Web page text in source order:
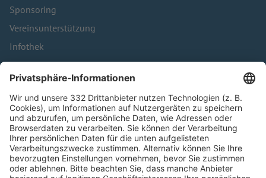
Sponsoring
Vereinsunterstützung
Infothek
Kontakt
HÄUFIG BESUCHTE SEITEN
Pässe und Vereinswechsel
Trainerausbildung
Schulungsangebot Vereinsmitarbeiter
BFV-Geschäftsstellen